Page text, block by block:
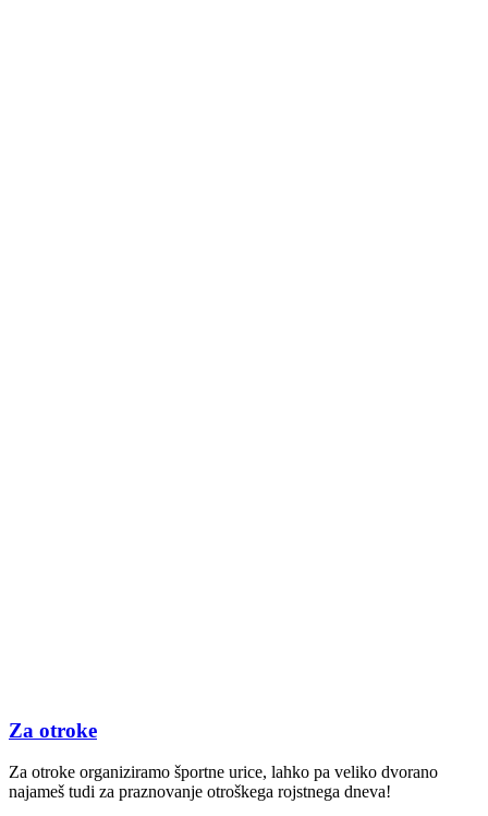
Za otroke
Za otroke organiziramo športne urice, lahko pa veliko dvorano
najameš tudi za praznovanje otroškega rojstnega dneva!